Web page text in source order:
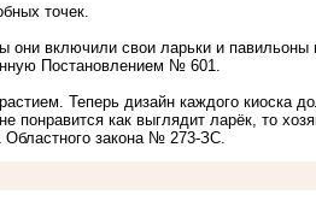
точек.
они включили свои ларьки и
Постановлением № 601.
Теперь дизайн каждого киоска
понравится как выглядит ларёк, то
Областного закона № 273-ЗС.